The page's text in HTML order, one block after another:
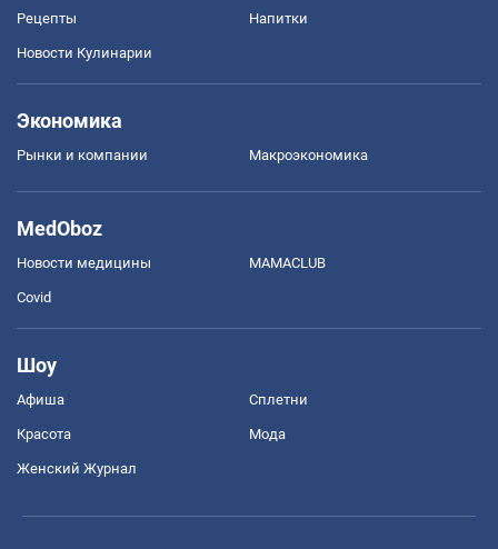
Рецепты Напитки
Новости Кулинарии
Экономика
Рынки и компании Mакроэкономика
MedOboz
Новости медицины MAMACLUB
Covid
Шоу
Афиша Сплетни
Красота Мода
Женский Журнал